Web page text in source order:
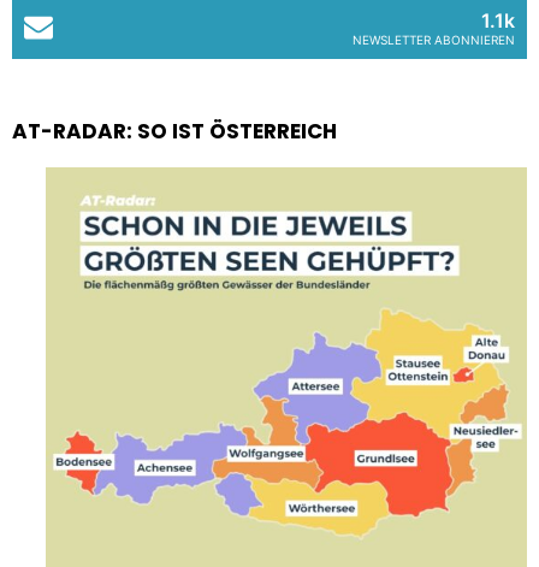
1.1k
NEWSLETTER ABONNIEREN
AT-RADAR: SO IST ÖSTERREICH